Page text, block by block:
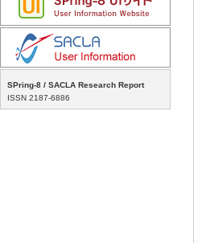
SPring-8 / SACLA Research Report
ISSN 2187-6886